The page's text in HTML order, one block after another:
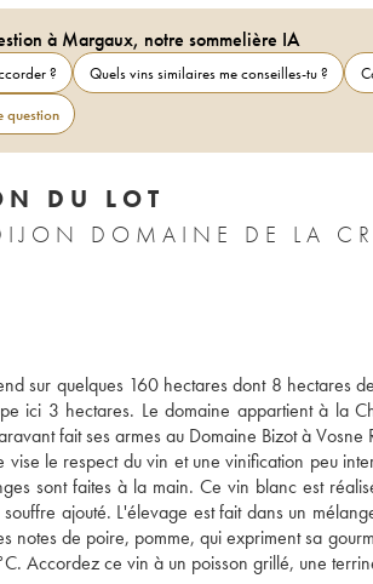
à Margaux, notre sommelière IA
? Quels vins similaires me conseilles-tu ?
question
DU LOT
DOMAINE DE LA
sur quelques 160 hectares dont 8 hectares
ici 3 hectares. Le domaine appartient à la
fait ses armes au Domaine Bizot à Vosne
vise le respect du vin et une vinification peu
sont faites à la main. Ce vin blanc est
ajouté. L'élevage est fait dans un
notes de poire, pomme, qui expriment sa
Accordez ce vin à un poisson grillé, une